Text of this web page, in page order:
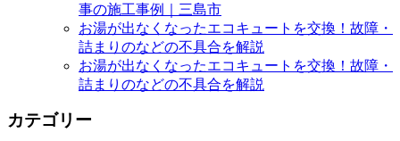
事の施工事例｜三島市
お湯が出なくなったエコキュートを交換！故障・
詰まりのなどの不具合を解説
お湯が出なくなったエコキュートを交換！故障・
詰まりのなどの不具合を解説
カテゴリー